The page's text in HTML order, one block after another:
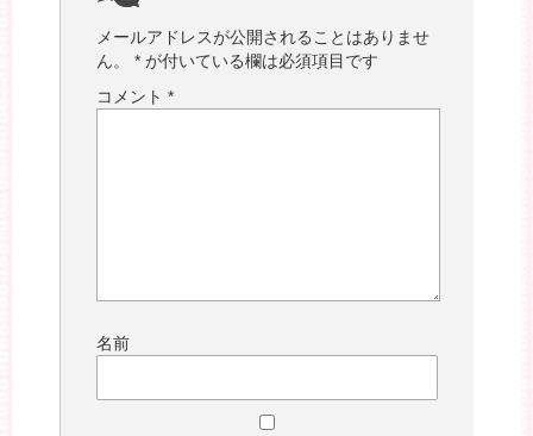
メールアドレスが公開されることはありませ
ん。
* が付いている欄は必須項目です
コメント *
名前